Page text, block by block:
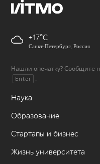
+17
Санкт-Петербург, Россия
Нашли опечатку? Сообщите
Enter .
Наука
Образование
Стартапы и бизнес
Жизнь университета